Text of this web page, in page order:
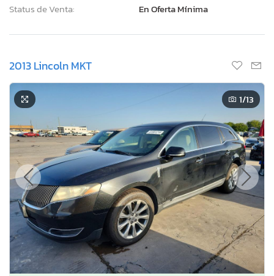
Status de Venta:
En Oferta Mínima
2013 Lincoln MKT
1/13